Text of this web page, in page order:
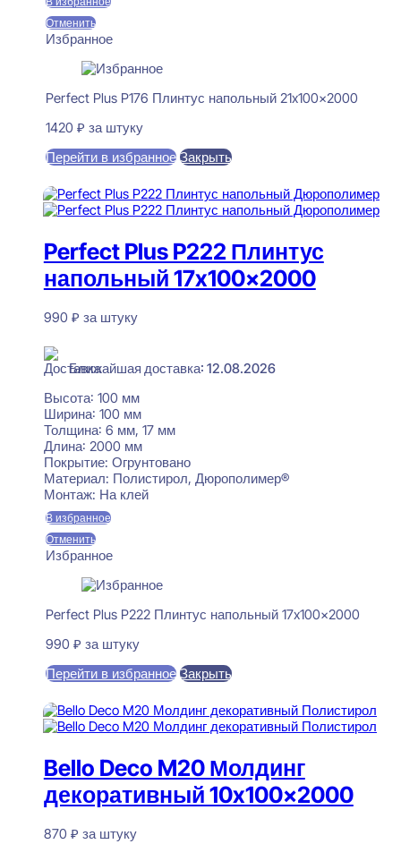
Отменить
Избранное
Perfect Plus P176 Плинтус напольный 21x100x2000
1420 ₽ за штуку
Перейти в избранное Закрыть
Perfect Plus P222 Плинтус
напольный 17x100x2000
990 ₽ за штуку
Ближайшая доставка: 12.08.2026
Высота: 100 мм
Ширина: 100 мм
Толщина: 6 мм, 17 мм
Длина: 2000 мм
Покрытие: Огрунтовано
Материал: Полистирол, Дюрополимер®
Монтаж: На клей
В избранное
Отменить
Избранное
Perfect Plus P222 Плинтус напольный 17x100x2000
990 ₽ за штуку
Перейти в избранное Закрыть
Bello Deco M20 Молдинг
декоративный 10x100x2000
870 ₽ за штуку